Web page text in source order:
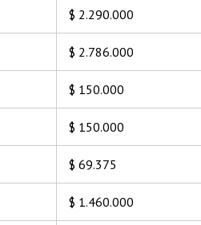
$ 2.290.000
$ 2.786.000
$ 150.000
$ 150.000
$ 69.375
$ 1.460.000